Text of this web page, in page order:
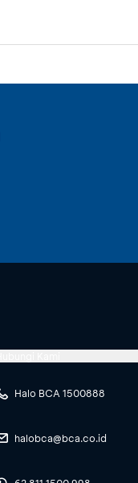
Halo BCA 1500888
halobca@bca.co.id